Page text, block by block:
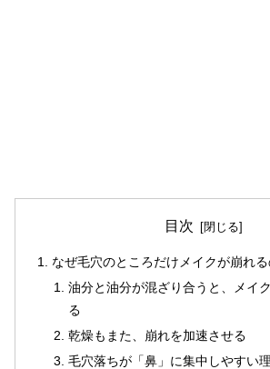
目次
なぜ毛穴のところだけメイクが崩れ
油分と油分が混ざり合うと、メイ
る
乾燥もまた、崩れを加速させる
毛穴落ちが「鼻」に集中しやすい